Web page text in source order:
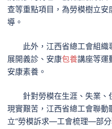
查等重點項目，為勞模樹立
導。
此外，江西省總工會組
展開義診、安康包養講座等運
安康素養。
針對勞模在生涯、失業
現實艱苦，江西省總工會聯
立“勞模訴求—工會梳理—部